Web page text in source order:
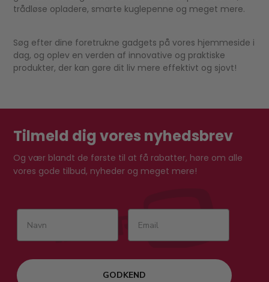
trådløse opladere, smarte kuglepenne og meget mere.
Søg efter dine foretrukne gadgets på vores hjemmeside i
dag, og oplev en verden af innovative og praktiske
produkter, der kan gøre dit liv mere effektivt og sjovt!
Tilmeld dig vores nyhedsbrev
Og vær blandt de første til at få rabatter, høre om alle
vores gode tilbud, nyheder og meget mere!
GODKEND